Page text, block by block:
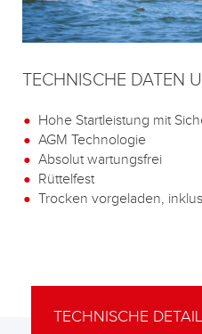
TECHNISCHE DATEN
Hohe Startleistung mit
AGM Technologie
Absolut wartungsfrei
Rüttelfest
Trocken vorgeladen,
TECHNISCHE